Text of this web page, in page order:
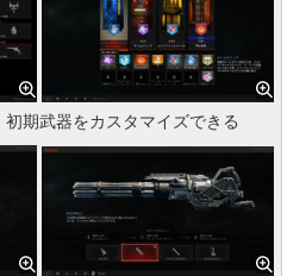
期武器をカスタマイズできる